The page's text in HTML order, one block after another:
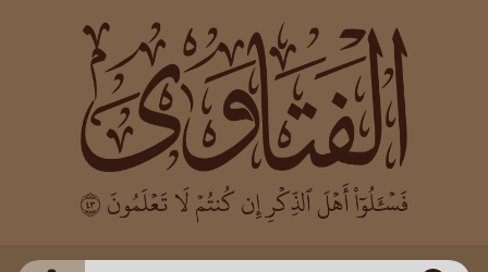
العالم
بن باز
بن العثيمين
اللجنة الدائمة
طريقة البحث
ذكي